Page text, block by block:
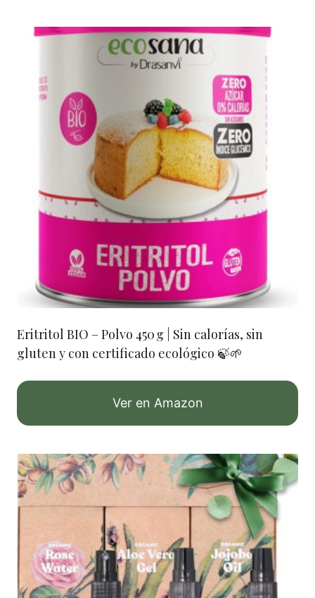
Eritritol BIO – Polvo 450 g | Sin calorías, sin
gluten y con certificado ecológico 🍃🌱
Ver en Amazon